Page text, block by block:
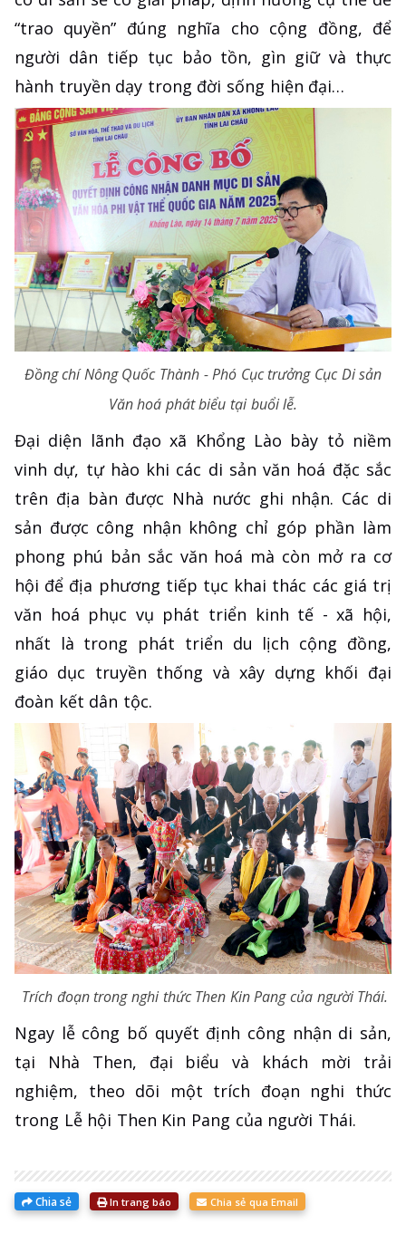
“trao quyền” đúng nghĩa cho cộng đồng, để
người dân tiếp tục bảo tồn, gìn giữ và thực
hành truyền dạy trong đời sống hiện đại…
Đồng chí Nông Quốc Thành - Phó Cục trưởng Cục Di sản
Văn hoá phát biểu tại buổi lễ.
Đại diện lãnh đạo xã Khổng Lào bày tỏ niềm
vinh dự, tự hào khi các di sản văn hoá đặc sắc
trên địa bàn được Nhà nước ghi nhận. Các di
sản được công nhận không chỉ góp phần làm
phong phú bản sắc văn hoá mà còn mở ra cơ
hội để địa phương tiếp tục khai thác các giá trị
văn hoá phục vụ phát triển kinh tế - xã hội,
nhất là trong phát triển du lịch cộng đồng,
giáo dục truyền thống và xây dựng khối đại
đoàn kết dân tộc.
Trích đoạn trong nghi thức Then Kin Pang của người Thái.
Ngay lễ công bố quyết định công nhận di sản,
tại Nhà Then, đại biểu và khách mời trải
nghiệm, theo dõi một trích đoạn nghi thức
trong Lễ hội Then Kin Pang của người Thái.
Chia sẻ In trang báo Chia sẻ qua Email